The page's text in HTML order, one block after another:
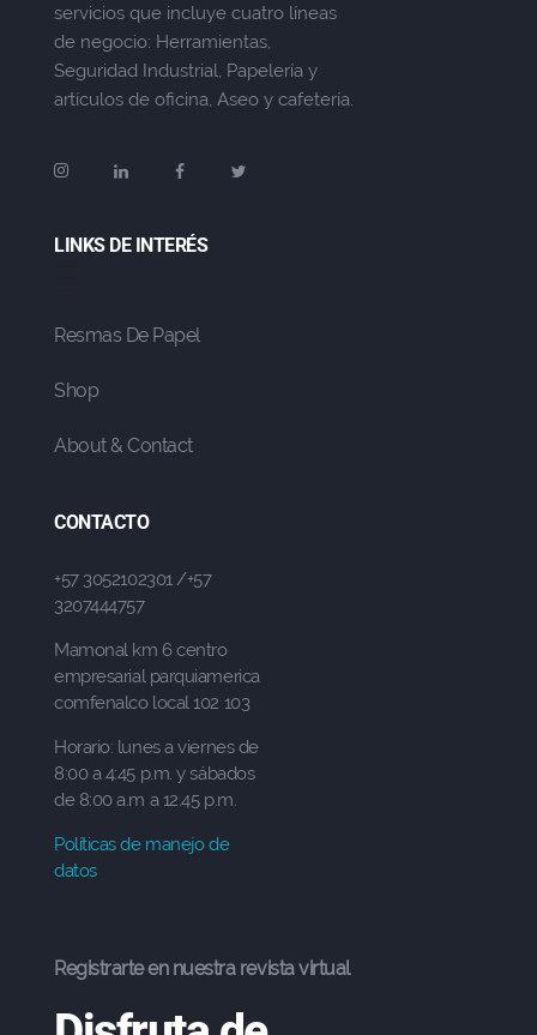
servicios que incluye cuatro líneas
de negocio: Herramientas,
Seguridad Industrial, Papelería y
artículos de oficina, Aseo y cafetería.
LINKS DE INTERÉS
Resmas De Papel
Shop
About & Contact
CONTACTO
+57 3052102301 /+57
3207444757
Mamonal km 6 centro
empresarial parquiamerica
comfenalco local 102 103
Horario: lunes a viernes de
8:00 a 4:45 p.m. y sábados
de 8:00 a.m a 12.45 p.m.
Políticas de manejo de
datos
Registrarte en nuestra revista virtual